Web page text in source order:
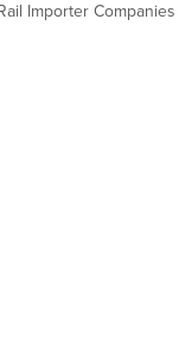
Importer Companies